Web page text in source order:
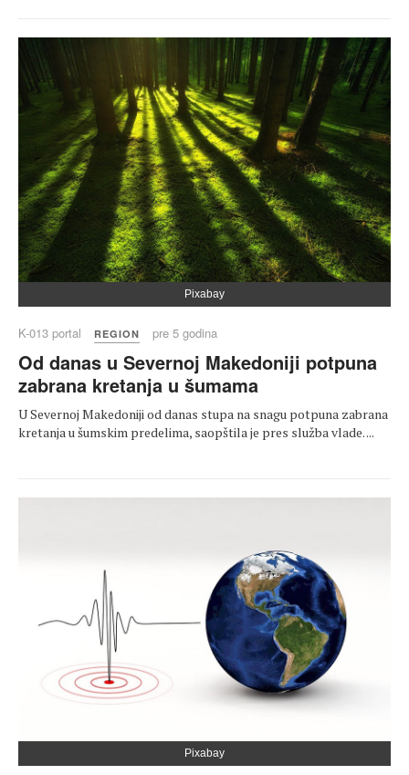
Pixabay
K-013 portal REGION pre 5 godina
Od danas u Severnoj Makedoniji potpuna
zabrana kretanja u šumama
U Severnoj Makedoniji od danas stupa na snagu potpuna zabrana
kretanja u šumskim predelima, saopštila je pres služba vlade. ...
Pixabay